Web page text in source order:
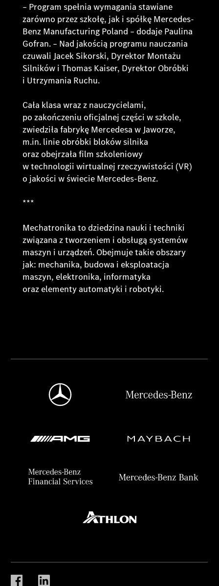
– Program spełnia wymagania stawiane
zarówno przez szkołę, jak i spółkę Mercedes-
Benz Manufacturing Poland – dodaje Paulina
Gofran. – Nad jakością programu nauczania
czuwali Jacek Sikorski, Dyrektor Montażu
Silników i Thomas Kaiser, Dyrektor Obróbki
i Utrzymania Ruchu.
Cała klasa wraz z nauczycielami,
po zakończeniu oficjalnej części w szkole,
zwiedziła fabrykę Mercedesa w Jaworze,
m.in. linie obróbki bloków silnika
oraz obejrzała film szkoleniowy
w technologii wirtualnej rzeczywistości (VR)
o jakości w świecie Mercedes-Benz.
***
Mechatronika to dziedzina nauki i techniki
związana z tworzeniem i obsługą systemów
maszyn i urządzeń. Obejmuje takie obszary
jak: mechanika, budowa i eksploatacja
maszyn, elektronika, informatyka
oraz elementy automatyki i robotyki.